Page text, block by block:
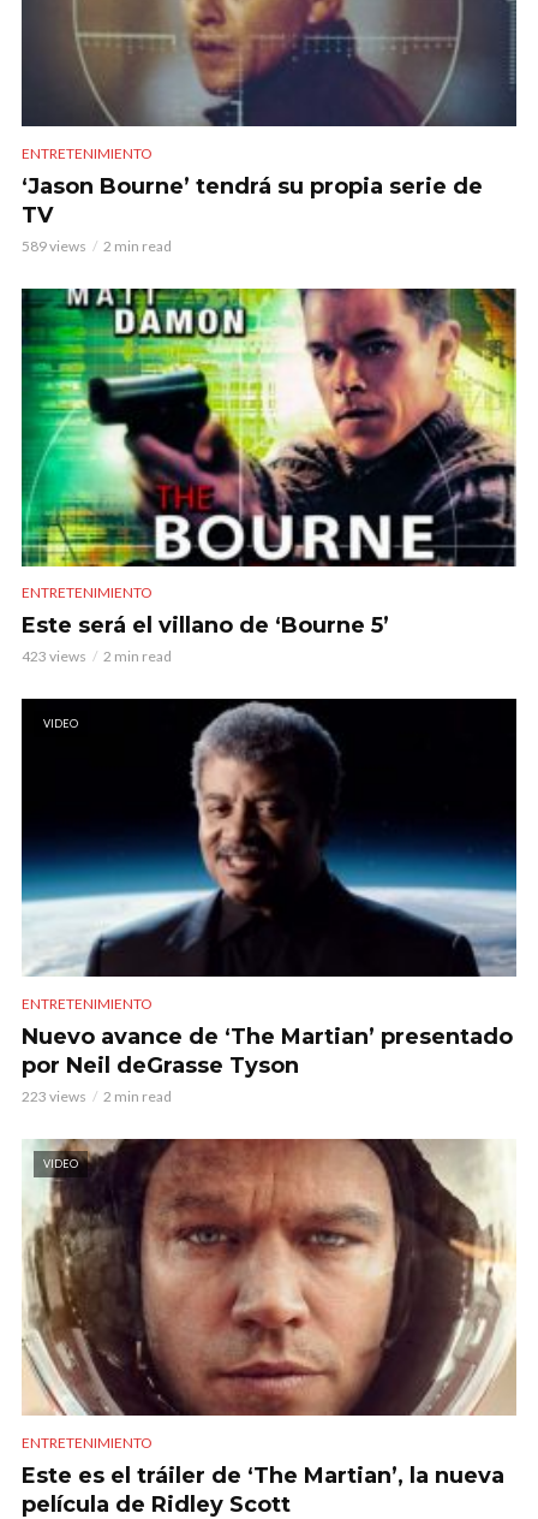
ENTRETENIMIENTO
‘Jason Bourne’ tendrá su propia serie de
TV
589 views 2 min read
ENTRETENIMIENTO
Este será el villano de ‘Bourne 5’
423 views 2 min read
VIDEO
ENTRETENIMIENTO
Nuevo avance de ‘The Martian’ presentado
por Neil deGrasse Tyson
223 views 2 min read
VIDEO
ENTRETENIMIENTO
Este es el tráiler de ‘The Martian’, la nueva
película de Ridley Scott